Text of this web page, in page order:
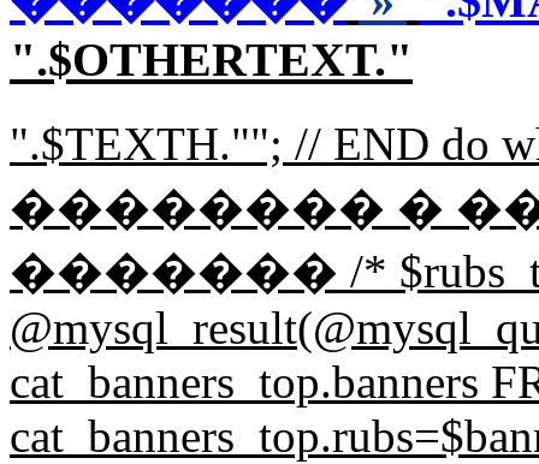
".$OTHERTEXT."
".$TEXTH.""; // END
�������� �
������� /*
cat_banners_top.banners